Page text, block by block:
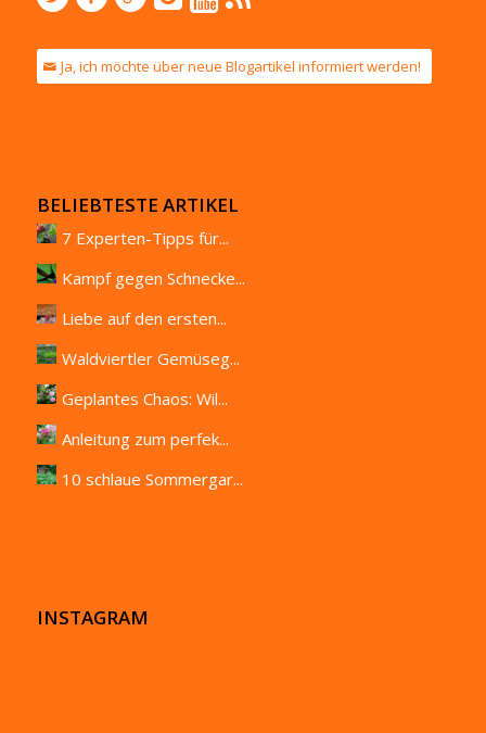
Ja, ich möchte über neue Blogartikel informiert werden!
BELIEBTESTE ARTIKEL
7 Experten-Tipps für...
Kampf gegen Schnecke...
Liebe auf den ersten...
Waldviertler Gemüseg...
Geplantes Chaos: Wil...
Anleitung zum perfek...
10 schlaue Sommergar...
INSTAGRAM